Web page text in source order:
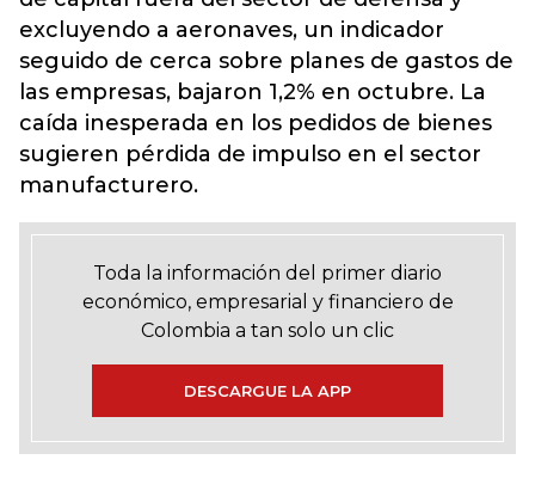
excluyendo a aeronaves, un indicador
seguido de cerca sobre planes de gastos de
las empresas, bajaron 1,2% en octubre. La
caída inesperada en los pedidos de bienes
sugieren pérdida de impulso en el sector
manufacturero.
Toda la información del primer diario
económico, empresarial y financiero de
Colombia a tan solo un clic
DESCARGUE LA APP